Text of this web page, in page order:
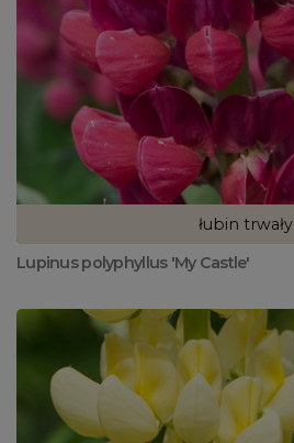
łubin trwały
Lupinus polyphyllus 'My Castle'